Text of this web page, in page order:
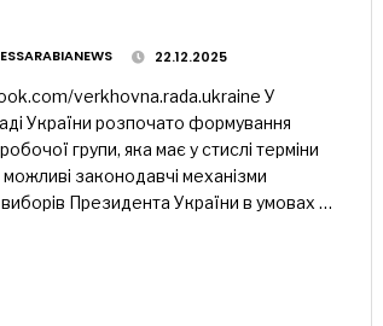
22.12.2025
verkhovna.rada.ukraine У
України розпочато формування
групи, яка має у стислі терміни
законодавчі механізми
Президента України в умовах …